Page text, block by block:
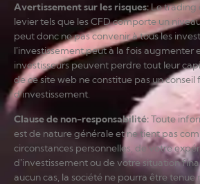
Avertissement sur les risques:Le trading
levier tels que les CFD comporte un
peut donc ne pas convenir à tous les
l’investissement peut à la fois augmenter
investisseurs peuvent perdre tout leur
de ce site web ne constitue pas un conseil
d’investissement.
Clause de non-responsabilité:Toute
est de nature générale et ne tient pas
circonstances personnelles, de votre
d’investissement ou de votre situation
aucun cas, la société ne pourra être tenue